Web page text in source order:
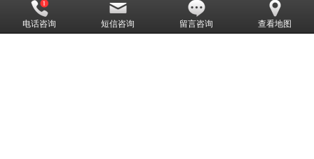
电话咨询 短信咨询 留言咨询 查看地图